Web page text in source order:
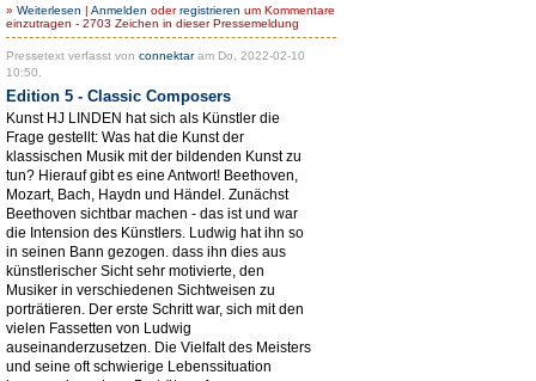
» Weiterlesen | Anmelden oderregistrieren um Kommentare
einzutragen - 2703 Zeichen in dieser Pressemeldung
Pressetext verfasst von connektaram Do, 2022-02-10
10:50.
Edition 5 - Classic Composers
Kunst HJ LINDEN hat sich als Künstler die
Frage gestellt: Was hat die Kunst der
klassischen Musik mit der bildenden Kunst zu
tun? Hierauf gibt es eine Antwort! Beethoven,
Mozart, Bach, Haydn und Händel. Zunächst
Beethoven sichtbar machen - das ist und war
die Intension des Künstlers. Ludwig hat ihn so
in seinen Bann gezogen. dass ihn dies aus
künstlerischer Sicht sehr motivierte, den
Musiker in verschiedenen Sichtweisen zu
porträtieren. Der erste Schritt war, sich mit den
vielen Fassetten von Ludwig
auseinanderzusetzen. Die Vielfalt des Meisters
und seine oft schwierige Lebenssituation